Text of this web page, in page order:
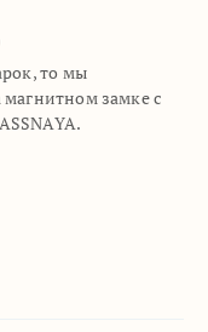
то мы
замке с